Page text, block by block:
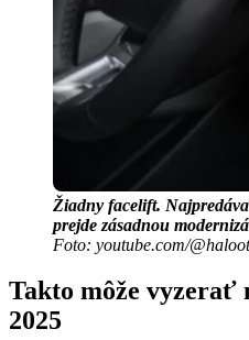
Žiadny facelift.
prejde zásadnou
Foto: youtube.com/
Takto môže vyzerať
2025